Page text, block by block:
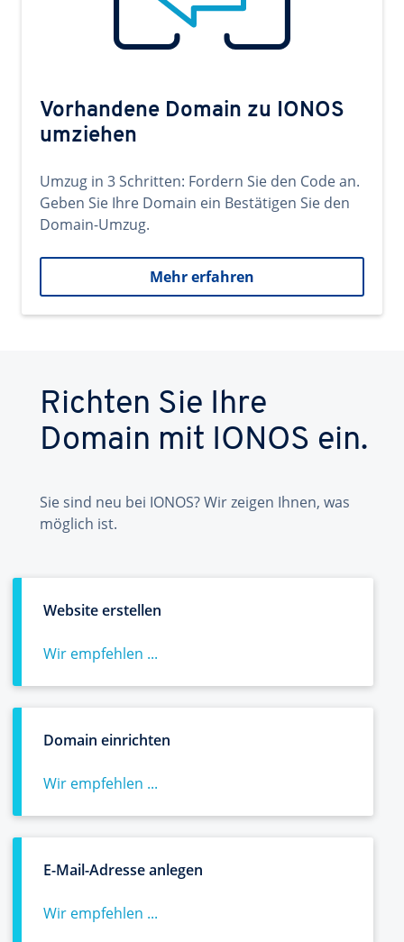
Vorhandene Domain zu IONOS
umziehen
Umzug in 3 Schritten: Fordern Sie den Code an.
Geben Sie Ihre Domain ein Bestätigen Sie den
Domain-Umzug.
Mehr erfahren
Richten Sie Ihre
Domain mit IONOS ein.
Sie sind neu bei IONOS? Wir zeigen Ihnen, was
möglich ist.
Website erstellen
Wir empfehlen ...
Domain einrichten
Wir empfehlen ...
E-Mail-Adresse anlegen
Wir empfehlen ...